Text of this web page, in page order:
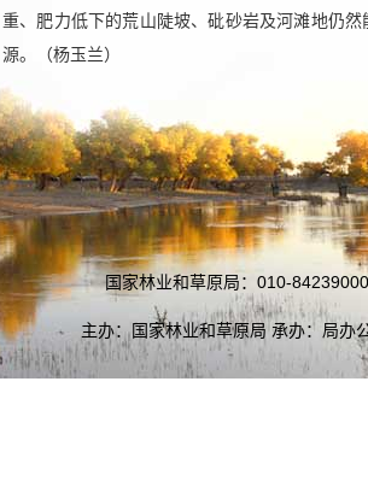
重、肥力低下的荒山陡坡、砒砂岩及河滩地仍
源。（杨玉兰）
国家林业和草原局：010-
主办：国家林业和草原局 承办：局办